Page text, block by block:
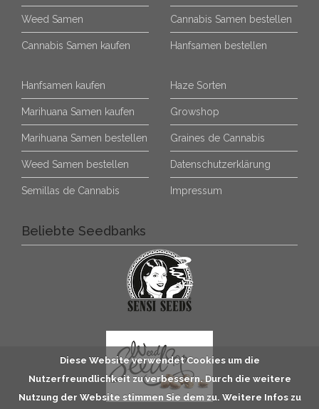
Weed Samen
Cannabis Samen kaufen
Cannabis Samen bestellen
Hanfsamen bestellen
Hanfsamen kaufen
Marihuana Samen kaufen
Marihuana Samen bestellen
Weed Samen bestellen
Semillas de Cannabis
Haze Sorten
Growshop
Graines de Cannabis
Datenschutzerklärung
Impressum
Beliebte Seedbanks
Diese Website verwendet Cookies um die
Nutzerfreundlichkeit zu verbessern. Durch die weitere
Nutzung der Website stimmen Sie dem zu. Weitere Infos zu